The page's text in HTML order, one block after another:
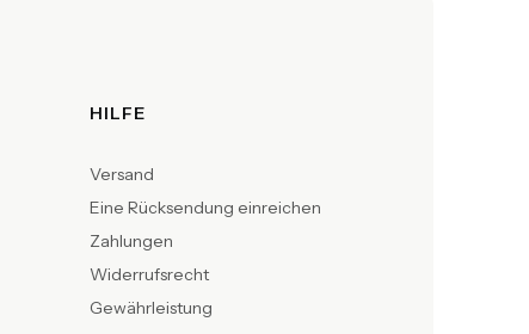
HILFE
Versand
Eine Rücksendung einreichen
Zahlungen
Widerrufsrecht
Gewährleistung